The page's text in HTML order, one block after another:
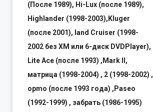
(После 1989), Hi-Lux (после 1989),
Highlander (1998-2003),Kluger
(после 2001), land Cruiser (1998-
2002 без XM или 6-диск DVDPlayer),
Lite Ace (после 1993) ,Mark II,
матрица (1998-2004) , 2 (1998-2002) ,
opmo (после 1993 года) ,Paseo
(1992-1999) , забрать (1986-1995)